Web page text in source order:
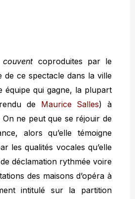
coproduites par le
de ce spectacle dans la ville
équipe qui gagne, la plupart
de Maurice Salles) à
ne peut que se réjouir de
alors qu’elle témoigne
les qualités vocales qu’elle
déclamation rythmée voire
des maisons d’opéra à
intitulé sur la partition